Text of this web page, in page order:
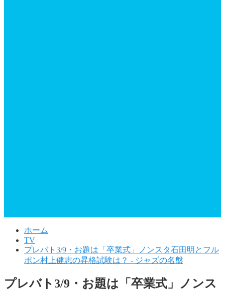
ホーム
TV
プレバト3/9・お題は「卒業式」ノンスタ石田明とフル
ポン村上健志の昇格試験は？ - ジャズの名盤
プレバト3/9・お題は「卒業式」ノンス